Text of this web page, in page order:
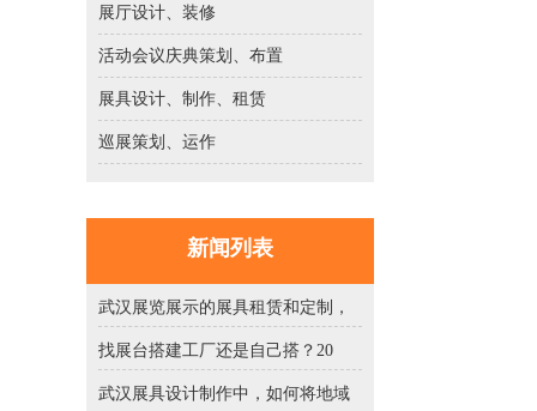
展厅设计、装修
活动会议庆典策划、布置
展具设计、制作、租赁
巡展策划、运作
新闻列表
武汉展览展示的展具租赁和定制，
找展台搭建工厂还是自己搭？20
武汉展具设计制作中，如何将地域